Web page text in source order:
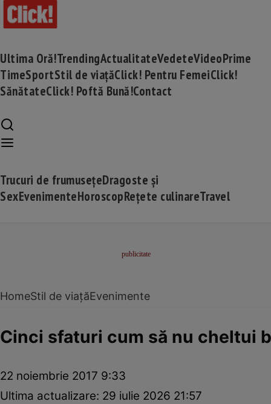
Ultima Oră!TrendingActualitateVedeteVideoPrime
TimeSportStil de viațăClick! Pentru FemeiClick!
SănătateClick! Poftă Bună!Contact
Trucuri de frumusețeDragoste și
SexEvenimenteHoroscopRețete culinareTravel
HomeStil de viațăEvenimente
Cinci sfaturi cum să nu cheltui
22 noiembrie 2017 9:33
Ultima actualizare: 29 iulie 2026 21:57